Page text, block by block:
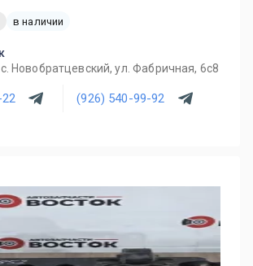
в наличии
Новобратцевский, ул. Фабричная, 6с8
(926) 540-99-92